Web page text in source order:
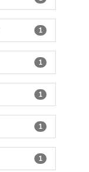
1
1
1
1
1